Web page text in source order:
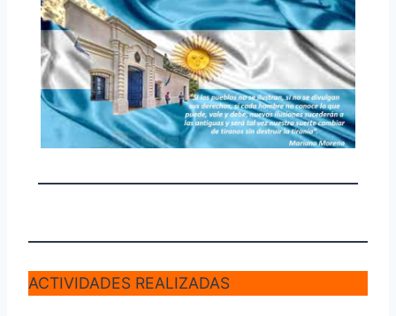
ACTIVIDADES REALIZADAS